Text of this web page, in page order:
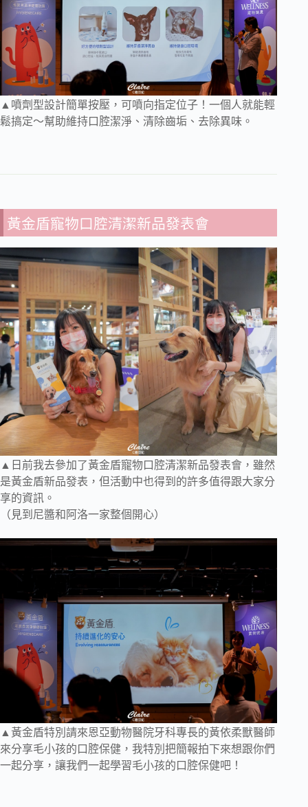
▲噴劑型設計簡單按壓，可噴向指定位子！一個人就能輕
鬆搞定～幫助維持口腔潔淨、清除齒垢、去除異味。
黃金盾寵物口腔清潔新品發表會
▲日前我去參加了黃金盾寵物口腔清潔新品發表會，雖然
是黃金盾新品發表，但活動中也得到的許多值得跟大家分
享的資訊。
（見到尼醬和阿洛一家整個開心）
▲黃金盾特別請來恩亞動物醫院牙科專長的黃依柔獸醫師
來分享毛小孩的口腔保健，我特別把簡報拍下來想跟你們
一起分享，讓我們一起學習毛小孩的口腔保健吧！